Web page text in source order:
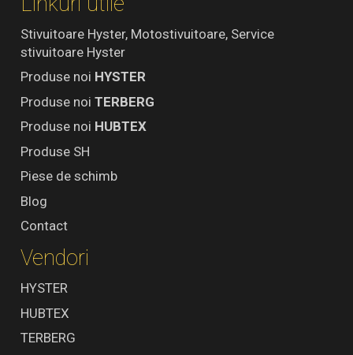
Stivuitoare Hyster, Motostivuitoare, Service
stivuitoare Hyster
Produse noi HYSTER
Produse noi TERBERG
Produse noi HUBTEX
Produse SH
Piese de schimb
Blog
Contact
Vendori
HYSTER
HUBTEX
TERBERG